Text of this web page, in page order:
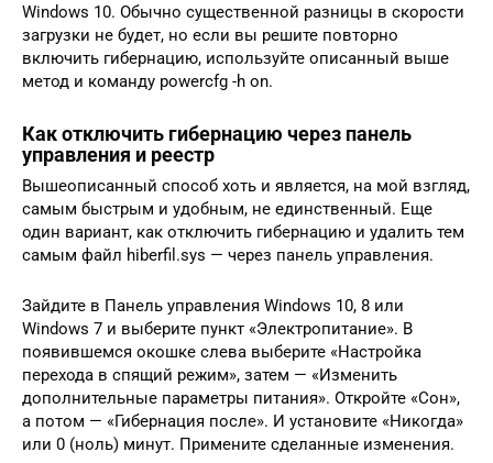
Windows 10. Обычно существенной разницы в скорости
загрузки не будет, но если вы решите повторно
включить гибернацию, используйте описанный выше
метод и команду powercfg -h on.
Как отключить гибернацию через панель
управления и реестр
Вышеописанный способ хоть и является, на мой взгляд,
самым быстрым и удобным, не единственный. Еще
один вариант, как отключить гибернацию и удалить тем
самым файл hiberfil.sys — через панель управления.
Зайдите в Панель управления Windows 10, 8 или
Windows 7 и выберите пункт «Электропитание». В
появившемся окошке слева выберите «Настройка
перехода в спящий режим», затем — «Изменить
дополнительные параметры питания». Откройте «Сон»,
а потом — «Гибернация после». И установите «Никогда»
или 0 (ноль) минут. Примените сделанные изменения.